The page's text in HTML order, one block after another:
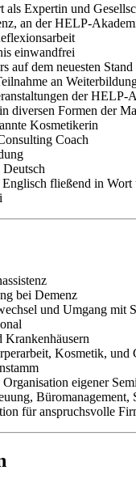
als Expertin und
an der HELP-
einwandfrei
auf dem neuesten Stand
an
der HELP-
diversen Formen der
Kosmetikerin
Coach
Englisch fließend in
bei Demenz
und Umgang mit
Kosmetik, und
eigener
Büromanagement,
für anspruchsvolle